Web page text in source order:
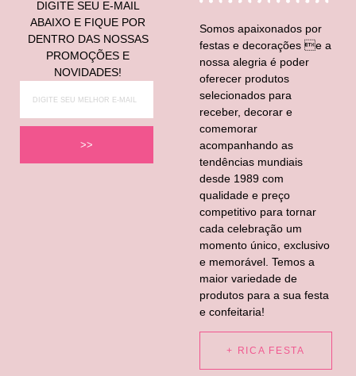
DIGITE SEU E-MAIL
ABAIXO E FIQUE POR
DENTRO DAS NOSSAS
PROMOÇÕES E
NOVIDADES!
>>
Somos apaixonados por
festas e decorações e a
nossa alegria é poder
oferecer produtos
selecionados para
receber, decorar e
comemorar
acompanhando as
tendências mundiais
desde 1989 com
qualidade e preço
competitivo para tornar
cada celebração um
momento único, exclusivo
e memorável. Temos a
maior variedade de
produtos para a sua festa
e confeitaria!
+ RICA FESTA